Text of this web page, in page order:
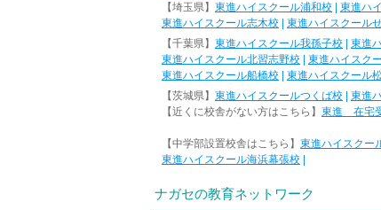
【埼玉県】 東進ハイスクール浦和校 東進ハ
東進ハイスクール志木校
東進ハイスクール
【千葉県】 東進ハイスクール我孫子校 東進
東進ハイスクール北習志野校
東進ハイスク
東進ハイスクール船橋校
東進ハイスクール
【茨城県】 東進ハイスクールつくば校 東進
【近くに校舎がない方はこちら】 東進 在宅
【中学部設置校舎はこちら】 東進ハイスクー
東進ハイスクール海浜幕張校
ナガセの教育ネットワーク